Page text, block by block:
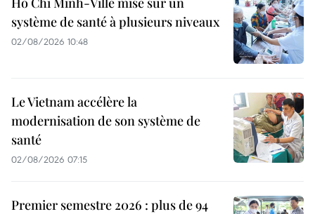
système de santé à plusieurs niveaux
02/08/2026 10:48
Le Vietnam accélère la
modernisation de son système de
santé
02/08/2026 07:15
Premier semestre 2026 : plus de 94